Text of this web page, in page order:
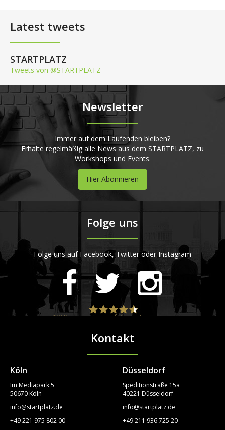
Latest tweets
STARTPLATZ
Tweets von @STARTPLATZ
Newsletter
Immer auf dem Laufenden bleiben?
Erhalte regelmäßig alle News aus dem STARTPLATZ, zu
Workshops und Events.
Hier Abonnieren
Folge uns
Folge uns auf Facebook, Twitter oder Instagram
STARTPLATZ
420Bewertungen auf ProvenExpert.com
Kontakt
Köln
Im Mediapark 5
50670 Köln
info@startplatz.de
+49 221 975 802 00
Düsseldorf
Speditionstraße 15a
40221 Düsseldorf
info@startplatz.de
+49 211 936 725 20